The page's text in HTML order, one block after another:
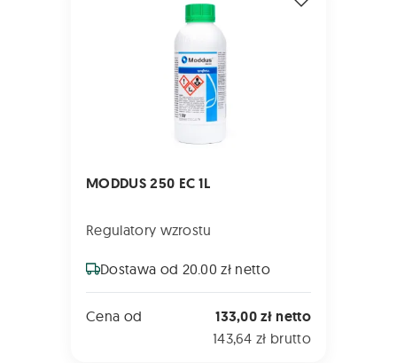
MODDUS 250 EC 1L
Regulatory wzrostu
Dostawa od 20.00 zł netto
Cena od 133,00 zł netto
143,64 zł brutto